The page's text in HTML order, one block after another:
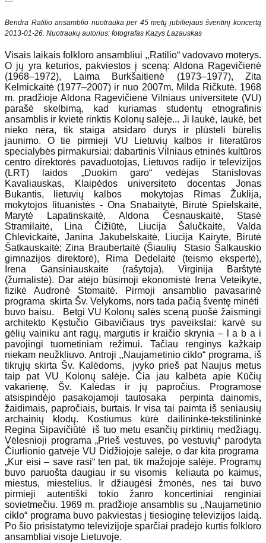
Bendra Ratilio ansamblio nuotrauka per 45 metų jubiliejaus šventinį koncertą
2013-01-26. Nuotraukų autorius: fotografas Kazys Lazauskas
Visais laikais folkloro ansambliui ,,Ratilio“ vadovavo moterys.
O jų yra keturios, pakviestos į sceną: Aldona Ragevičienė
(1968–1972), Laima Burkšaitienė (1973–1977), Zita
Kelmickaitė (1977–2007) ir nuo 2007m. Milda Ričkutė. 1968
m. pradžioje Aldona Ragevičienė Vilniaus universitete (VU)
parašė skelbimą, kad kuriamas studentų etnografinis
ansamblis ir kvietė rinktis Kolonų salėje... Ji laukė, laukė, bet
nieko nėra, tik staiga atsidaro durys ir plūsteli būrelis
jaunimo. O tie pirmieji VU Lietuvių kalbos ir literatūros
specialybės pirmakursiai: dabartinis Vilniaus etninės kultūros
centro direktorės pavaduotojas, Lietuvos radijo ir televizijos
(LRT) laidos „Duokim garo“ vedėjas Stanislovas
Kavaliauskas, Klaipėdos universiteto docentas Jonas
Bukantis, lietuvių kalbos mokytojas Rimas Žuklija,
mokytojos lituanistės - Ona Snabaitytė, Birutė Spielskaitė,
Marytė Lapatinskaitė, Aldona Česnauskaitė, Stasė
Stramilaitė, Lina Čižiūtė, Liucija Šalučkaitė, Valda
Chlevickaitė, Janina Jakubelskaitė, Liucija Kairytė, Birutė
Šatkauskaitė; Zina Braubertaitė (Šiaulių Stasio Šalkauskio
gimnazijos direktorė), Rima Dedelaitė (teismo ekspertė),
Irena Gansiniauskaitė (rašytoja), Virginija Barštytė
(žurnalistė). Dar atėjo būsimoji ekonomistė Irena Veteikytė,
fizikė Audronė Stomaitė. Pirmoji ansamblio pavasarinė
programa skirta Šv. Velykoms, nors tada pačią šventę minėti
buvo baisu. Betgi VU Kolonų salės sceną puošė žaismingi
architekto Kęstučio Gibavičiaus trys paveikslai: karvė su
gėlių vainiku ant ragų, margutis ir kraičio skrynia – l a b a i
pavojingi tuometiniam režimui. Tačiau renginys kažkaip
niekam neužkliuvo. Antroji ,,Naujametinio ciklo“ programa, iš
tikrųjų skirta Šv. Kalėdoms, įvyko prieš pat Naujus metus
taip pat VU Kolonų salėje. Čia jau kalbėta apie Kūčių
vakarienę, Šv. Kalėdas ir jų papročius. Programose
atsispindėjo pasakojamoji tautosaka perpinta dainomis,
žaidimais, papročiais, burtais. Ir visa tai paimta iš seniausių
archainių klodų. Kostiumus kūrė dailininkė­-tekstilininkė
Regina Sipavičiūtė iš tuo metu esančių pirktinių medžiagų.
Vėlesnioji programa „Prieš vestuves, po vestuvių“ parodyta
Čiurlionio gatvėje VU Didžiojoje salėje, o dar kita programa
„Kur eisi – save rasi“ ten pat, tik mažojoje salėje. Programų
buvo paruošta daugiau ir su visomis keliauta po kaimus,
miestus, miestelius. Ir džiaugėsi žmonės, nes tai buvo
pirmieji autentiški tokio žanro koncertiniai renginiai
sovietmečiu. 1969 m. pradžioje ansamblis su ,,Naujametinio
ciklo“ programa buvo pakviestas į tiesioginę televizijos laidą.
Po šio prisistatymo televizijoje sparčiai pradėjo kurtis folkloro
ansambliai visoje Lietuvoje.